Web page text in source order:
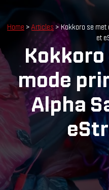
Home > Articles > Kokkoro se
et
mode
Alpha